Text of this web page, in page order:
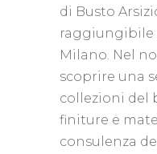
di Busto
raggiungibile
Milano. Nel
scoprire una
collezioni del
finiture e
consulenza